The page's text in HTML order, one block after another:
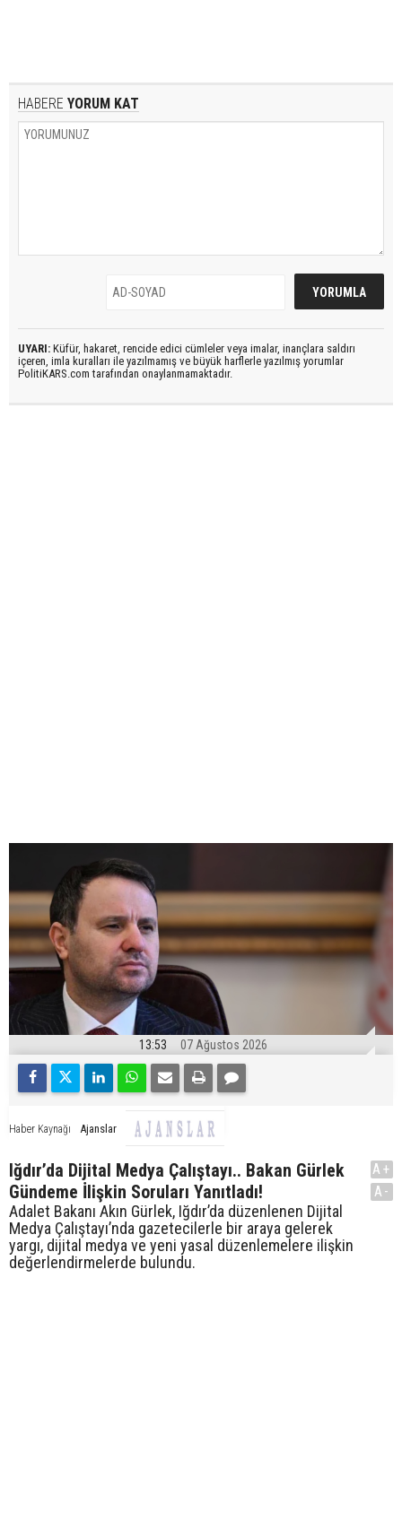
HABERE YORUM KAT
UYARI: Küfür, hakaret, rencide edici cümleler veya imalar, inançlara saldırı
içeren, imla kuralları ile yazılmamış ve büyük harflerle yazılmış yorumlar
PolitiKARS.com tarafından onaylanmamaktadır.
13:53 07 Ağustos 2026
Haber Kaynağı Ajanslar
Iğdır’da Dijital Medya Çalıştayı.. Bakan Gürlek
Gündeme İlişkin Soruları Yanıtladı!
Adalet Bakanı Akın Gürlek, Iğdır’da düzenlenen Dijital
Medya Çalıştayı’nda gazetecilerle bir araya gelerek
yargı, dijital medya ve yeni yasal düzenlemelere ilişkin
değerlendirmelerde bulundu.
A+
A-